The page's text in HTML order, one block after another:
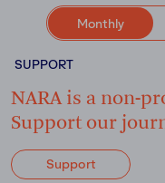
Monthly
SUPPORT
NARA is a non-
Support our
Support